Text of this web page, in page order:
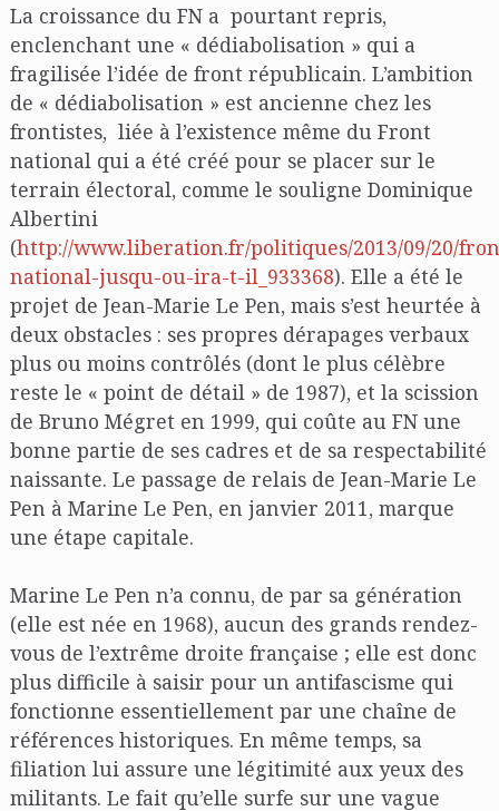
La croissance du FN a pourtant repris,
enclenchant une « dédiabolisation » qui a
fragilisée l’idée de front républicain. L’ambition
de « dédiabolisation » est ancienne chez les
frontistes, liée à l’existence même du Front
national qui a été créé pour se placer sur le
terrain électoral, comme le souligne Dominique
Albertini
(http://www.liberation.fr/politiques/2013/09/20/
national-jusqu-ou-ira-t-il_933368). Elle a été le
projet de Jean-Marie Le Pen, mais s’est heurtée à
deux obstacles : ses propres dérapages verbaux
plus ou moins contrôlés (dont le plus célèbre
reste le « point de détail » de 1987), et la scission
de Bruno Mégret en 1999, qui coûte au FN une
bonne partie de ses cadres et de sa respectabilité
naissante. Le passage de relais de Jean-Marie Le
Pen à Marine Le Pen, en janvier 2011, marque
une étape capitale.
Marine Le Pen n’a connu, de par sa génération
(elle est née en 1968), aucun des grands rendez-
vous de l’extrême droite française ; elle est donc
plus difficile à saisir pour un antifascisme qui
fonctionne essentiellement par une chaîne de
références historiques. En même temps, sa
filiation lui assure une légitimité aux yeux des
militants. Le fait qu’elle surfe sur une vague